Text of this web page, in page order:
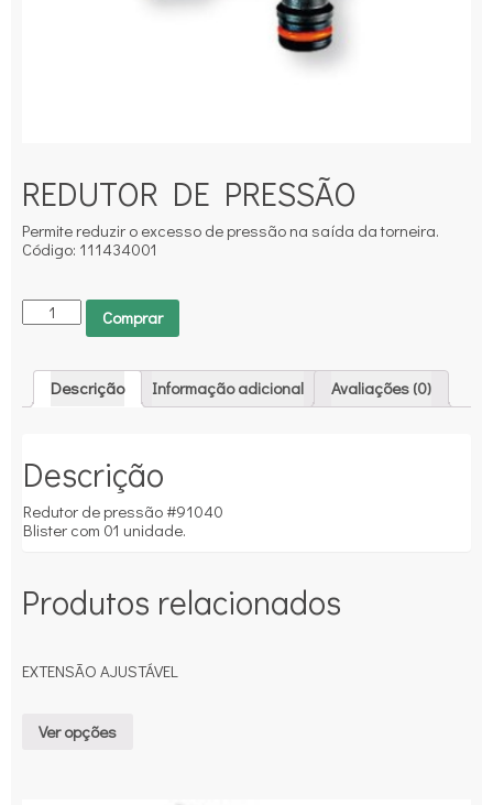
REDUTOR DE PRESSÃO
Permite reduzir o excesso de pressão na saída da torneira.
Código: 111434001
Comprar
Descrição Informação adicional Avaliações (0)
Descrição
Redutor de pressão #91040
Blister com 01 unidade.
Produtos relacionados
EXTENSÃO AJUSTÁVEL
Ver opções